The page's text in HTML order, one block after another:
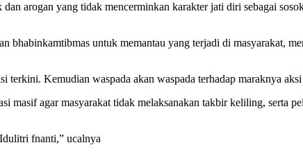
arogan yang tidak mencerminkan karakter jati diri sebagai
untuk memantau yang terjadi di masyarakat,
Kemudian waspada akan waspada terhadap maraknya
agar masyarakat tidak melaksanakan takbir keliling, serta
fnanti,” ucalnya